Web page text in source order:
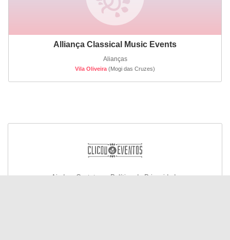
Alliança Classical Music Events
Alianças
Vila Oliveira (Mogi das Cruzes)
Ajuda e Contato Política de Privacidade